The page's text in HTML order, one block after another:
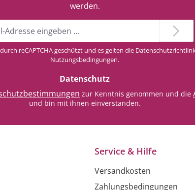
werden.
reCAPTCHA geschützt und es gelten die
Nutzungsbedingungen.
Datenschutz
zur Kenntnis genommen und die
und bin mit ihnen einverstanden.
Service & Hilfe
Versandkosten
Zahlungsbedingungen